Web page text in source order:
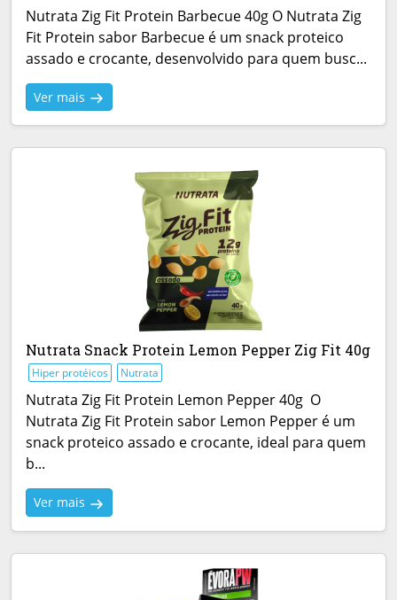
Nutrata Zig Fit Protein Barbecue 40g O Nutrata Zig
Fit Protein sabor Barbecue é um snack proteico
assado e crocante, desenvolvido para quem busc...
Ver mais
Nutrata Snack Protein Lemon Pepper Zig Fit 40g
Hiper protéicos Nutrata
Nutrata Zig Fit Protein Lemon Pepper 40g O
Nutrata Zig Fit Protein sabor Lemon Pepper é um
snack proteico assado e crocante, ideal para quem
b...
Ver mais